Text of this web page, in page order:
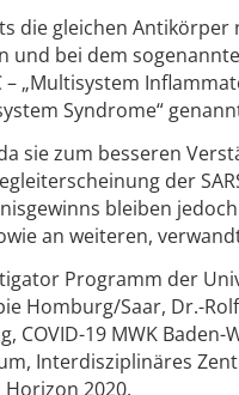
die gleichen Antikörper
und bei dem
„Multisystem
Syndrome“
sie zum besseren
der
bleiben
an weiteren,
Programm der
Homburg/Saar, Dr.-
COVID-19 MWK
Interdisziplinäres
2020.